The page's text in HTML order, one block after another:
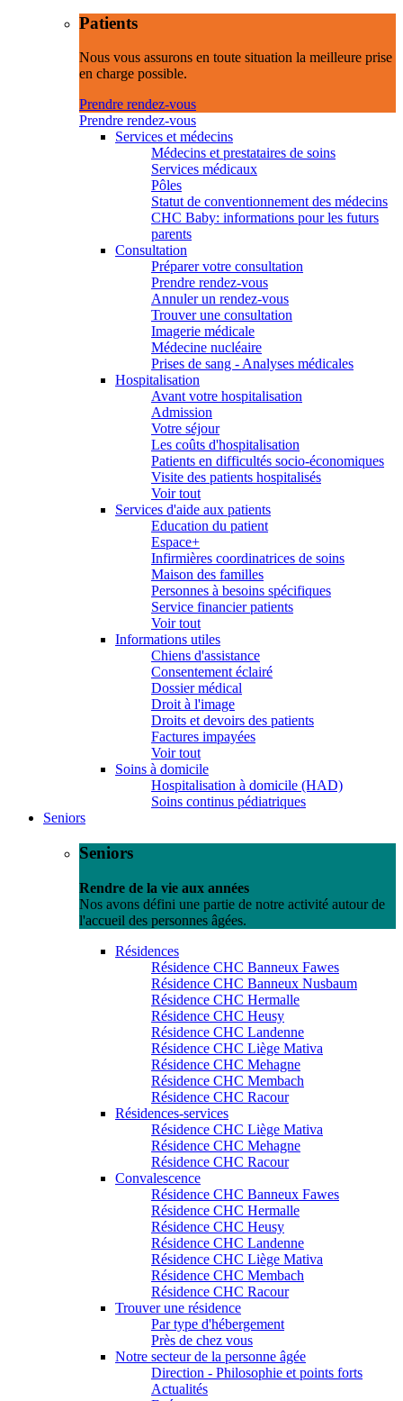
Patients
Nous vous assurons en toute situation la meilleure prise
en charge possible.
Prendre rendez-vous
Prendre rendez-vous
Services et médecins
Médecins et prestataires de soins
Services médicaux
Pôles
Statut de conventionnement des médecins
CHC Baby: informations pour les futurs
parents
Consultation
Préparer votre consultation
Prendre rendez-vous
Annuler un rendez-vous
Trouver une consultation
Imagerie médicale
Médecine nucléaire
Prises de sang - Analyses médicales
Hospitalisation
Avant votre hospitalisation
Admission
Votre séjour
Les coûts d'hospitalisation
Patients en difficultés socio-économiques
Visite des patients hospitalisés
Voir tout
Services d'aide aux patients
Education du patient
Espace+
Infirmières coordinatrices de soins
Maison des familles
Personnes à besoins spécifiques
Service financier patients
Voir tout
Informations utiles
Chiens d'assistance
Consentement éclairé
Dossier médical
Droit à l'image
Droits et devoirs des patients
Factures impayées
Voir tout
Soins à domicile
Hospitalisation à domicile (HAD)
Soins continus pédiatriques
Seniors
Seniors
Rendre de la vie aux années
Nos avons défini une partie de notre activité autour de
l'accueil des personnes âgées.
Résidences
Résidence CHC Banneux Fawes
Résidence CHC Banneux Nusbaum
Résidence CHC Hermalle
Résidence CHC Heusy
Résidence CHC Landenne
Résidence CHC Liège Mativa
Résidence CHC Mehagne
Résidence CHC Membach
Résidence CHC Racour
Résidences-services
Résidence CHC Liège Mativa
Résidence CHC Mehagne
Résidence CHC Racour
Convalescence
Résidence CHC Banneux Fawes
Résidence CHC Hermalle
Résidence CHC Heusy
Résidence CHC Landenne
Résidence CHC Liège Mativa
Résidence CHC Membach
Résidence CHC Racour
Trouver une résidence
Par type d'hébergement
Près de chez vous
Notre secteur de la personne âgée
Direction - Philosophie et points forts
Actualités